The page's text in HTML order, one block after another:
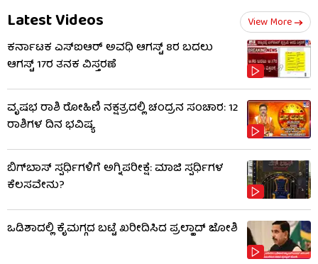
Latest Videos View More
ಕರ್ನಾಟಕ ಎಸ್‌ಐಆರ್ ಅವಧಿ ಆಗಸ್ಟ್ 8ರ ಬದಲು
ಆಗಸ್ಟ್ 17ರ ತನಕ ವಿಸ್ತರಣೆ
ವೃಷಭ ರಾಶಿ ರೋಹಿಣಿ ನಕ್ಷತ್ರದಲ್ಲಿ ಚಂದ್ರನ ಸಂಚಾರ: 12
ರಾಶಿಗಳ ದಿನ ಭವಿಷ್ಯ
ಬಿಗ್​​ಬಾಸ್​ ಸ್ಪರ್ಧಿಗಳಿಗೆ ಅಗ್ನಿಪರೀಕ್ಷೆ: ಮಾಜಿ ​​ಸ್ಪರ್ಧಿಗಳ
ಕೆಲಸವೇನು?
ಒಡಿಶಾದಲ್ಲಿ ಕೈಮಗ್ಗದ ಬಟ್ಟೆ ಖರೀದಿಸಿದ ಪ್ರಲ್ಹಾದ್ ಜೋಶಿ